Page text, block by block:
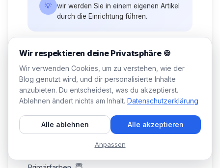
💡
wir werden Sie in einem eigenen Artikel
durch die Einrichtung führen.
Ich denke, Sie haben dort eine breite Palette von
Möglichkeiten. 😇
5) Benutzerfreundlichkeit und
Benutzeroberfläche
Kommen wir nun zu einer Analyse der
Benutzerfreundlichkeit der Tools. 👇🏼
Was Humanlinker bietet
Die Grafiken sind ziemlich neutral, mit einer
Wir respektieren deine Privatsphäre 🍪
Wir verwenden Cookies, um zu verstehen, wie der
Blog genutzt wird, und dir personalisierte Inhalte
anzubieten. Du entscheidest, was du akzeptierst.
Ablehnen ändert nichts am Inhalt. Datenschutzerklärung
Alle ablehnen Alle akzeptieren
Anpassen